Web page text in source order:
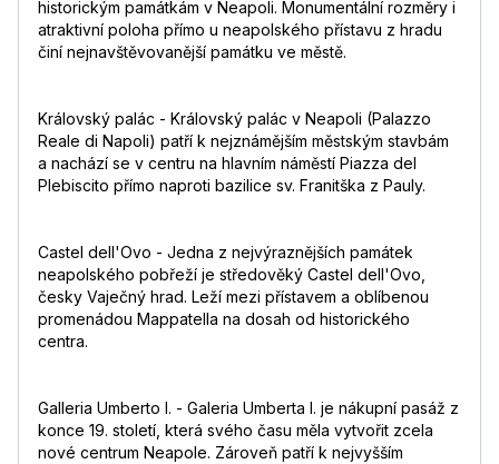
historickým památkám v Neapoli. Monumentální rozměry i
atraktivní poloha přímo u neapolského přístavu z hradu
činí nejnavštěvovanější památku ve městě.
Královský palác - Královský palác v Neapoli (Palazzo
Reale di Napoli) patří k nejznámějším městským stavbám
a nachází se v centru na hlavním náměstí Piazza del
Plebiscito přímo naproti bazilice sv. Franitška z Pauly.
Castel dell'Ovo - Jedna z nejvýraznějších památek
neapolského pobřeží je středověký Castel dell'Ovo,
česky Vaječný hrad. Leží mezi přístavem a oblíbenou
promenádou Mappatella na dosah od historického
centra.
Galleria Umberto I. - Galeria Umberta I. je nákupní pasáž z
konce 19. století, která svého času měla vytvořit zcela
nové centrum Neapole. Zároveň patří k nejvyšším